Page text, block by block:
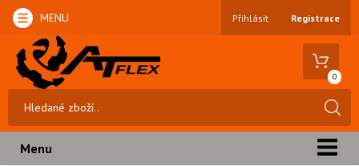
MENU Přihlásit Registrace
0
Menu